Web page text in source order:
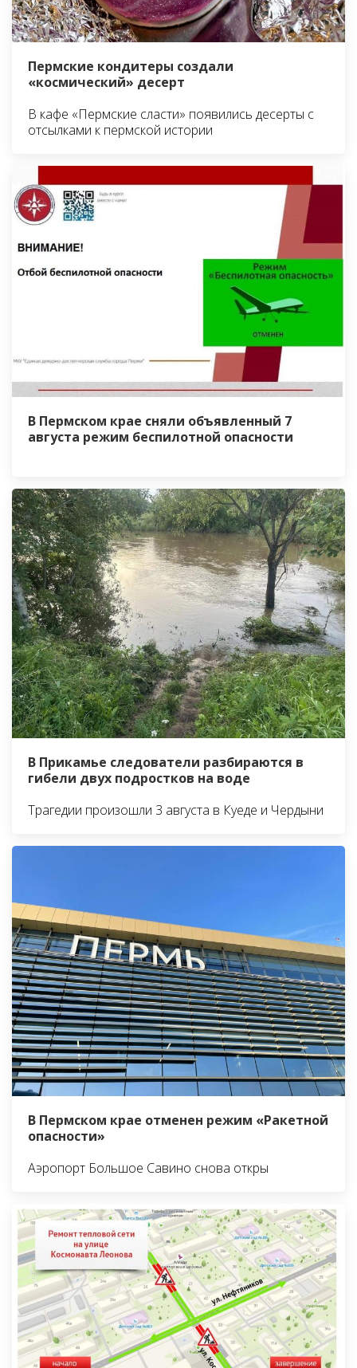
Пермские кондитеры создали
«космический» десерт
В кафе «Пермские сласти» появились десерты с
отсылками к пермской истории
В Пермском крае сняли объявленный 7
августа режим беспилотной опасности
В Прикамье следователи разбираются в
гибели двух подростков на воде
Трагедии произошли 3 августа в Куеде и Чердыни
В Пермском крае отменен режим «Ракетной
опасности»
Аэропорт Большое Савино снова откры